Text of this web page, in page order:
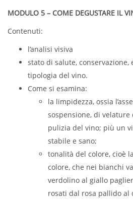
MODULO 5 – COME DEGUSTARE IL
Contenuti:
l’analisi visiva
stato di salute,
tipologia del vino.
Come si esamina:
la limpidezza, ossia
sospensione, di
pulizia del vino; più un
stabile e sano;
tonalità del colore, cioè
colore, che nei bianchi
verdolino al giallo
rosati dal rosa pallido al